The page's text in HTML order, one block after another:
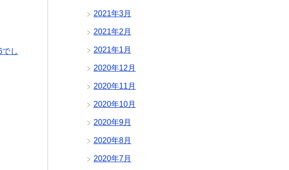
でし
2021年3月
2021年2月
2021年1月
2020年12月
2020年11月
2020年10月
2020年9月
2020年8月
2020年7月